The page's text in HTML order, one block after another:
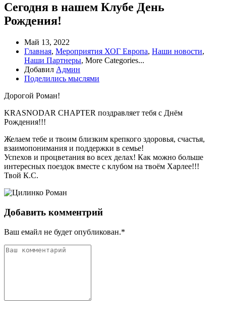
Сегодня в нашем Клубе День
Рождения!
Май 13, 2022
Главная, Мероприятия ХОГ Европа, Наши новости,
Наши Партнеры, More Categories...
Добавил Админ
Поделились мыслями
Дорогой Роман!
KRASNODAR CHAPTER поздравляет тебя с Днём
Рождения!!!
Желаем тебе и твоим близким крепкого здоровья, счастья,
взаимопонимания и поддержки в семье!
Успехов и процветания во всех делах! Как можно больше
интересных поездок вместе с клубом на твоём Харлее!!!
Твой К.С.
Добавить комментрий
Ваш емайл не будет опубликован.*